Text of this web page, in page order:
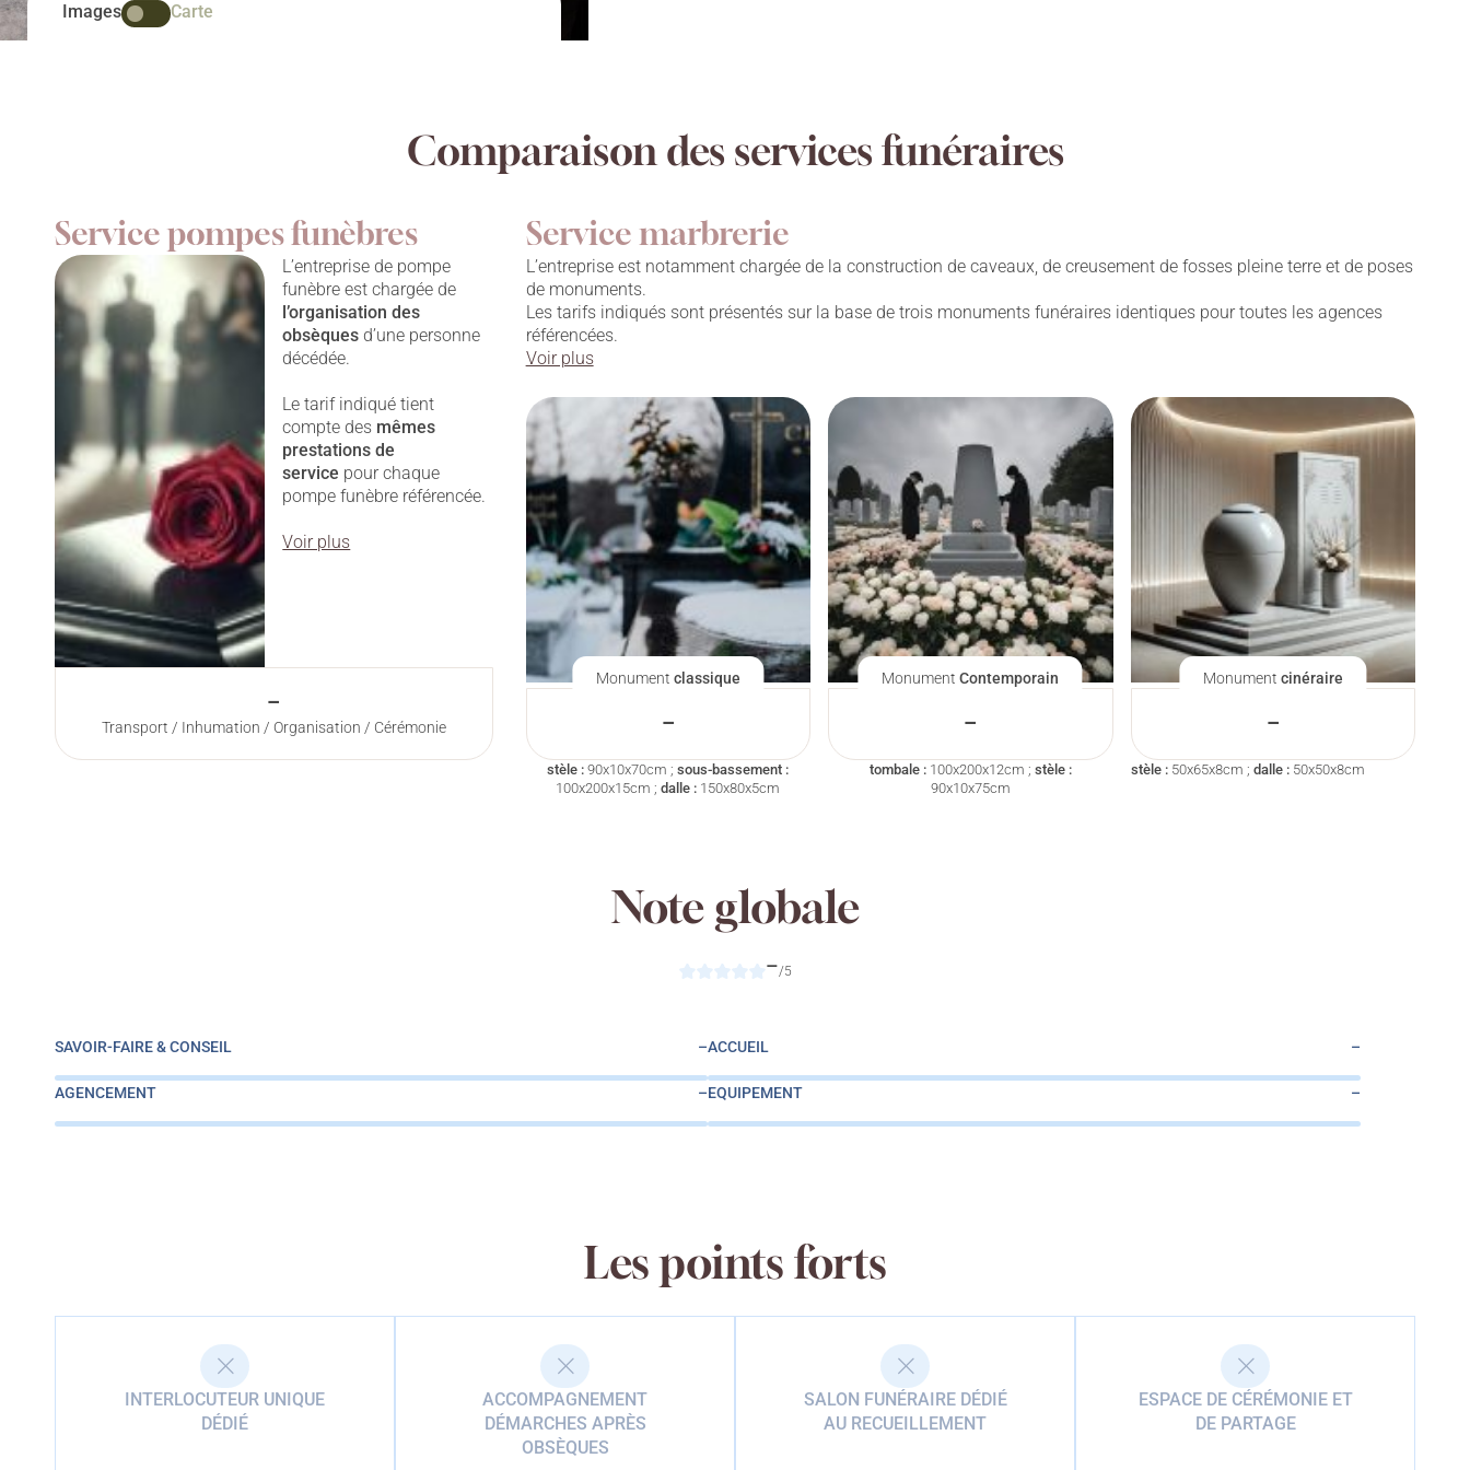
Images Carte
Comparaison des services funéraires
Service pompes funèbres
L’entreprise de pompe
funèbre est chargée de
l’organisation des
obsèques d’une personne
décédée.
Le tarif indiqué tient
compte des mêmes
prestationsde
service pour chaque
pompe funèbre référencée.
Voir plus
–
Transport / Inhumation / Organisation / Cérémonie
Service marbrerie
L’entreprise est notamment chargée de la construction de caveaux, de creusement de fosses pleine terre et de poses
de monuments.
Les tarifs indiqués sont présentés sur la base de trois monuments funéraires identiques pour toutes les agences
référencées.
Voir plus
Monument classique
–
stèle : 90x10x70cm ;sous-bassement :
100x200x15cm ;dalle : 150x80x5cm
MonumentContemporain
–
tombale :100x200x12cm ; stèle :
90x10x75cm
Monument cinéraire
–
stèle :50x65x8cm ; dalle :50x50x8cm
Note globale
–/5
SAVOIR-FAIRE & CONSEIL –ACCUEIL –
AGENCEMENT –EQUIPEMENT –
Les points forts
INTERLOCUTEUR UNIQUE
DÉDIÉ
ACCOMPAGNEMENT
DÉMARCHES APRÈS
OBSÈQUES
SALON FUNÉRAIRE DÉDIÉ
AU RECUEILLEMENT
ESPACE DE CÉRÉMONIE ET
DE PARTAGE